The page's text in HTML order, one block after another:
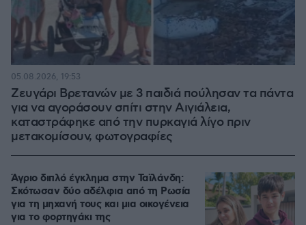
Ζευγάρι Βρετανών με 3 παιδιά πούλησαν τα πάντα
για να αγοράσουν σπίτι στην Αιγιάλεια,
καταστράφηκε από την πυρκαγιά λίγο πριν
μετακομίσουν, φωτογραφίες
05.08.2026, 19:53
Άγριο διπλό έγκλημα στην Ταϊλάνδη:
Σκότωσαν δύο αδέλφια από τη Ρωσία
για τη μηχανή τους και μια οικογένεια
για το φορτηγάκι της